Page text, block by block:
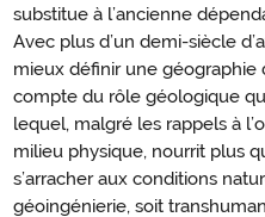
substitue à l’ancienne
Avec plus d’un demi-siècle
mieux définir une géographie
compte du rôle géologique
lequel, malgré les rappels à
milieu physique, nourrit plus
s’arracher aux conditions
géoingénierie, soit